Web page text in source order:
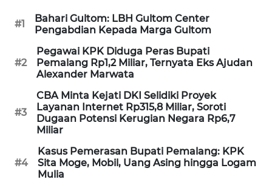
#1
Bahari Gultom: LBH Gultom Center
Pengabdian Kepada Marga Gultom
#2
Pegawai KPK Diduga Peras Bupati
Pemalang Rp1,2 Miliar, Ternyata Eks Ajudan
Alexander Marwata
#3
CBA Minta Kejati DKI Selidiki Proyek
Layanan Internet Rp315,8 Miliar, Soroti
Dugaan Potensi Kerugian Negara Rp6,7
Miliar
#4
Kasus Pemerasan Bupati Pemalang: KPK
Sita Moge, Mobil, Uang Asing hingga Logam
Mulia
WAHANA
HEALTH
WAHANA
DESA
LAPAK
WAHANA
Wahana